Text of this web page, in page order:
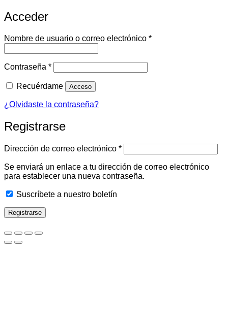
Acceder
Nombre de usuario o correo electrónico *Obligatorio
Contraseña *Obligatorio
Recuérdame Acceso
¿Olvidaste la contraseña?
Registrarse
Dirección de correo electrónico *Obligatorio
Se enviará un enlace a tu dirección de correo electrónico
para establecer una nueva contraseña.
Suscríbete a nuestro boletín
Registrarse